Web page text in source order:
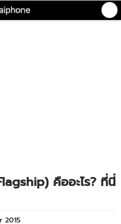
คืออะไร? ที่นี่
2015